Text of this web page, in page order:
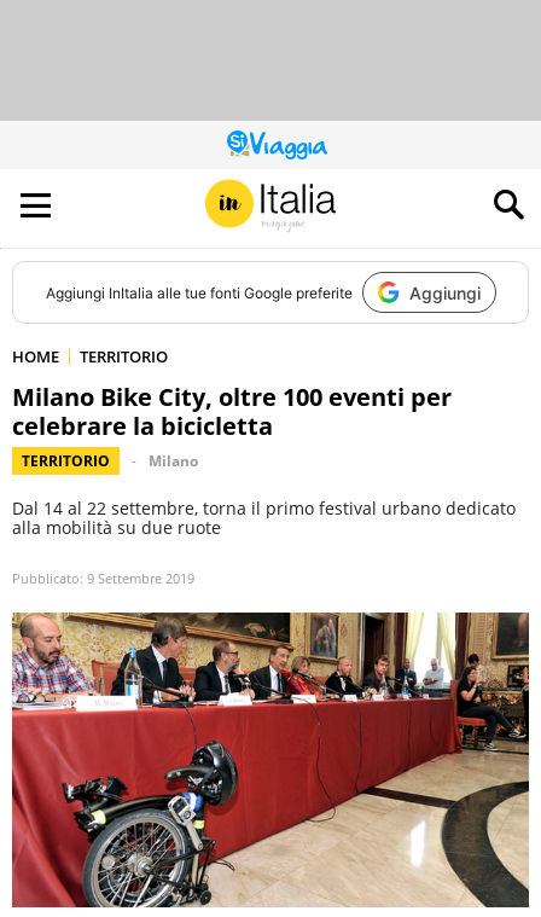
QUESTO
SITO
CONTRIBUISCE
ALL’AUDIENCE
DI
Aggiungi InItalia alle tue fonti Google preferite Aggiungi
HOME TERRITORIO
Milano Bike City, oltre 100 eventi per
celebrare la bicicletta
TERRITORIO Milano
Dal 14 al 22 settembre, torna il primo festival urbano dedicato
alla mobilità su due ruote
Pubblicato: 9 Settembre 2019